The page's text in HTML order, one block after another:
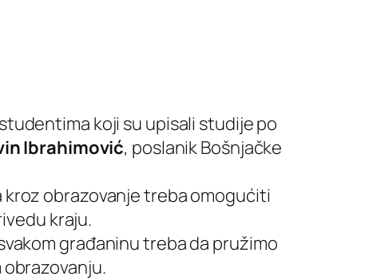
koji su upisali studije po
Ibrahimović, poslanik Bošnjačke
kroz obrazovanje treba omogućiti
kraju.
građaninu treba da pružimo
obrazovanju.